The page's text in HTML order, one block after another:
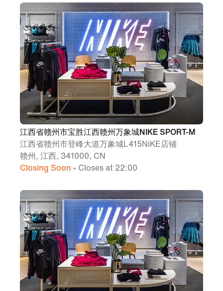
江西省赣州市宝胜江西赣州万象城NIKE SPORT-M
江西省赣州市登峰大道万象城L415NiKE店铺
赣州, 江西, 341000, CN
Closing Soon • Closes at 22:00